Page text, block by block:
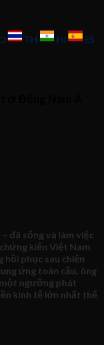
TH HI
ES
đã sống và làm việc
kiến Việt Nam
hồi phục sau chiến
ứng toàn cầu, ông
ngưỡng phát
kinh tế lớn nhất thế